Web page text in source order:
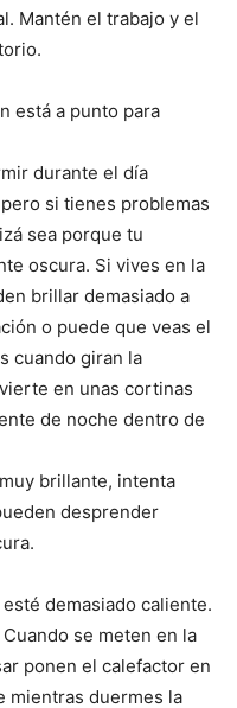
Mantén el trabajo y el
está a punto para
durante el día
si tienes problemas
sea porque tu
oscura. Si vives en la
brillar demasiado a
o puede que veas el
cuando giran la
en unas cortinas
de noche dentro de
brillante, intenta
desprender
demasiado caliente.
se meten en la
ponen el calefactor en
mientras duermes la